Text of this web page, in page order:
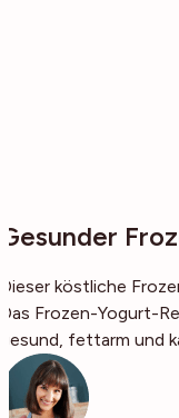
Gesunder
Dieser köstliche
Das Frozen-Yogurt-
gesund, fettarm und